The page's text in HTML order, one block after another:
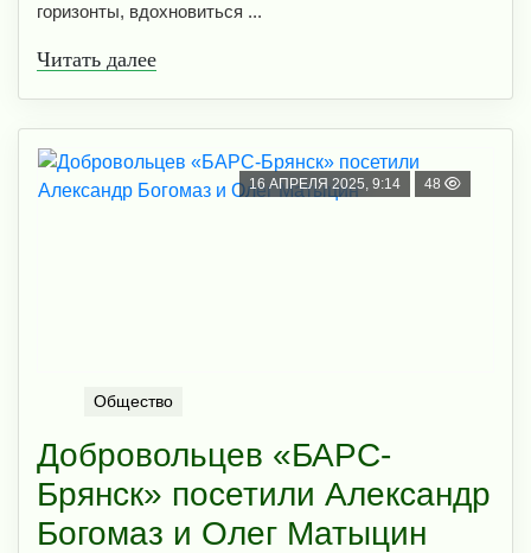
горизонты, вдохновиться ...
Читать далее
16 АПРЕЛЯ 2025, 9:14 48
Общество
Добровольцев «БАРС-
Брянск» посетили Александр
Богомаз и Олег Матыцин